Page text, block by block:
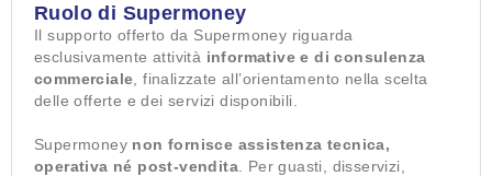
Ruolo di Supermoney
Il supporto offerto da Supermoney riguarda
esclusivamente attività informative e di consulenza
commerciale , finalizzate all’orientamento nella scelta
delle offerte e dei servizi disponibili.
Supermoney non fornisce assistenza tecnica,
operativa né post-vendita . Per guasti, disservizi,